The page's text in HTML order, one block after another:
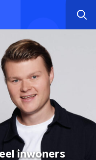
inwoners